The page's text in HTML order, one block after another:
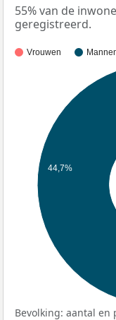
55% van de
geregistreerd.
Vrouwen
44,7%
Bevolking: aantal en